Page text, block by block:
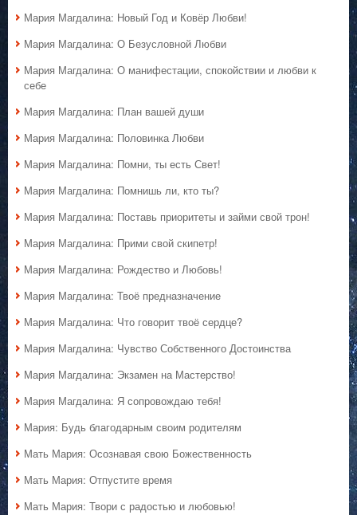
Мария Магдалина: Новый Год и Ковёр Любви!
Мария Магдалина: О Безусловной Любви
Мария Магдалина: О манифестации, спокойствии и любви к
себе
Мария Магдалина: План вашей души
Мария Магдалина: Половинка Любви
Мария Магдалина: Помни, ты есть Свет!
Мария Магдалина: Помнишь ли, кто ты?
Мария Магдалина: Поставь приоритеты и займи свой трон!
Мария Магдалина: Прими свой скипетр!
Мария Магдалина: Рождество и Любовь!
Мария Магдалина: Твоё предназначение
Мария Магдалина: Что говорит твоё сердце?
Мария Магдалина: Чувство Собственного Достоинства
Мария Магдалина: Экзамен на Мастерство!
Мария Магдалина: Я сопровождаю тебя!
Мария: Будь благодарным своим родителям
Мать Мария: Осознавая свою Божественность
Мать Мария: Отпустите время
Мать Мария: Твори с радостью и любовью!